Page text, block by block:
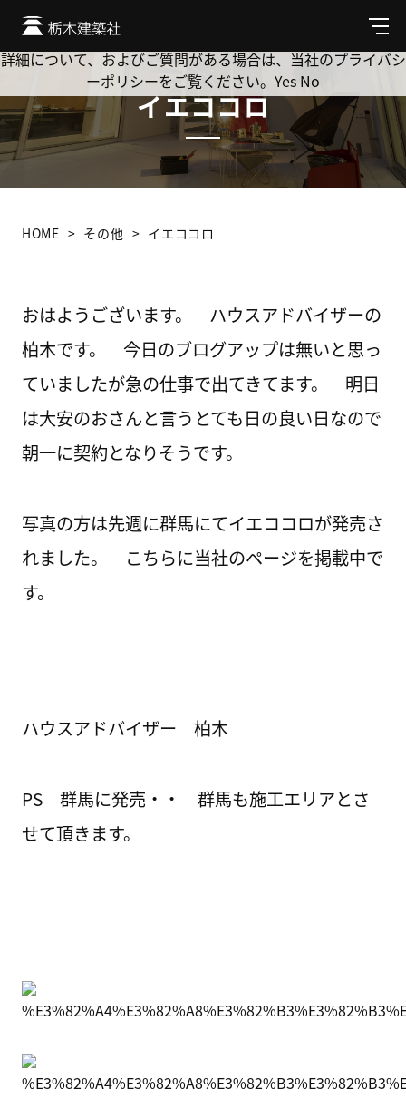
メ
ニ
ュ
イエココロ
HOME その他 イエココロ
おはようございます。 ハウスアドバイザーの
柏木です。 今日のブログアップは無いと思っ
ていましたが急の仕事で出てきてます。 明日
は大安のおさんと言うとても日の良い日なので
朝一に契約となりそうです。
写真の方は先週に群馬にてイエココロが発売さ
れました。 こちらに当社のページを掲載中で
す。
ハウスアドバイザー 柏木
PS 群馬に発売・・ 群馬も施工エリアとさ
せて頂きます。
Cookie を使用して、お客様の活動を追跡してもよろしいです
か? 当社ではお客様のプライバシーを極めて重視しています。
詳細について、およびご質問がある場合は、当社のプライバシ
ーポリシーをご覧ください。 Yes No